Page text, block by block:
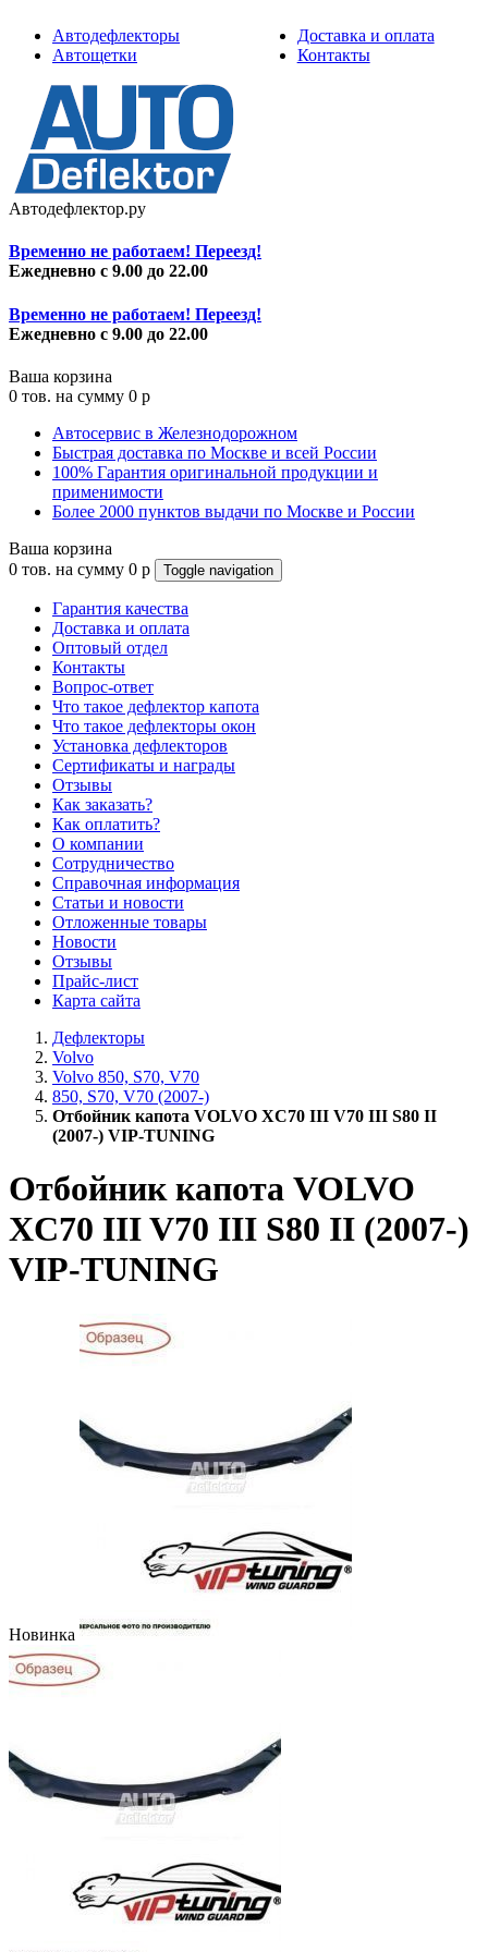
Автодефлекторы
Автощетки
Доставка и оплата
Контакты
Автодефлектор.ру
Временно не работаем! Переезд!
Ежедневно с 9.00 до 22.00
Временно не работаем! Переезд!
Ежедневно с 9.00 до 22.00
Ваша корзина
0 тов. на сумму 0 p
Автосервис в Железнодорожном
Быстрая доставка по Москве и всей России
100% Гарантия оригинальной продукции и
применимости
Более 2000 пунктов выдачи по Москве и России
Ваша корзина
0 тов. на сумму 0 p Toggle navigation
Гарантия качества
Доставка и оплата
Оптовый отдел
Контакты
Вопрос-ответ
Что такое дефлектор капота
Что такое дефлекторы окон
Установка дефлекторов
Сертификаты и награды
Отзывы
Как заказать?
Как оплатить?
О компании
Сотрудничество
Справочная информация
Статьи и новости
Отложенные товары
Новости
Отзывы
Прайс-лист
Карта сайта
Дефлекторы
Volvo
Volvo 850, S70, V70
850, S70, V70 (2007-)
Отбойник капота VOLVO XC70 III V70 III S80 II
(2007-) VIP-TUNING
Отбойник капота VOLVO
XC70 III V70 III S80 II (2007-)
VIP-TUNING
Новинка